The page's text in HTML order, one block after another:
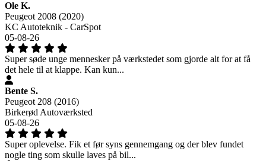
Ole K.
Peugeot 2008 (2020)
KC Autoteknik - CarSpot
05-08-26
Super søde unge mennesker på værkstedet som gjorde alt for at få
det hele til at klappe. Kan kun...
Bente S.
Peugeot 208 (2016)
Birkerød Autoværksted
05-08-26
Super oplevelse. Fik et før syns gennemgang og der blev fundet
nogle ting som skulle laves på bil...